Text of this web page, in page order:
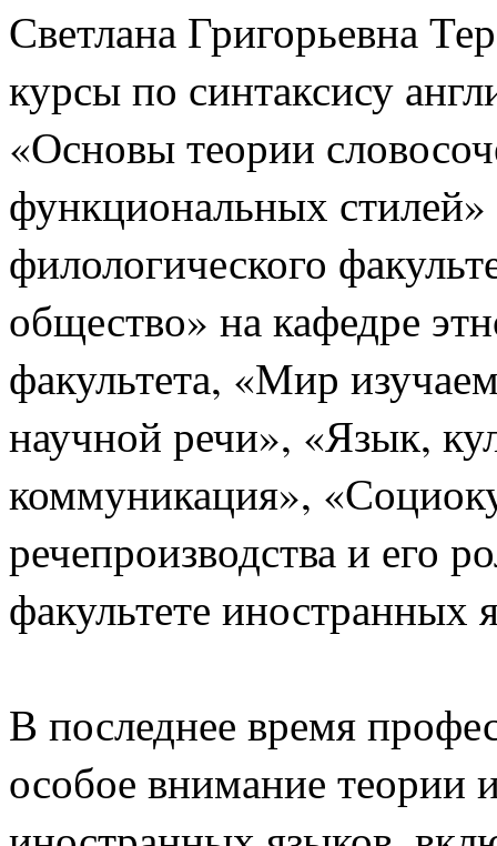
Светлана Григорьевна
курсы по синтаксису
«Основы теории
функциональных стилей»
филологического
общество» на кафедре
факультета, «Мир
научной речи», «Язык,
коммуникация»,
речепроизводства и его
факультете иностранных
В последнее время
особое внимание теории